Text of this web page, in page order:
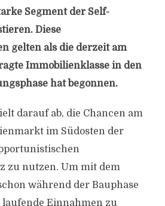
Segment der Self-
Diese
gelten als die derzeit am
Immobilienklasse in den
hat begonnen.
darauf ab, die Chancen am
im Südosten der
zu nutzen. Um mit dem
während der Bauphase
laufende Einnahmen zu